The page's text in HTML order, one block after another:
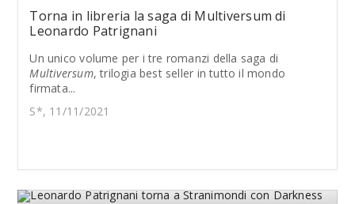
Torna in libreria la saga di Multiversum di
Leonardo Patrignani
Un unico volume per i tre romanzi della saga di
Multiversum, trilogia best seller in tutto il mondo
firmata...
S*, 11/11/2021